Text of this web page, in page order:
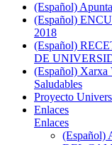
(Español)
(Español)
2018
(Español)
DE
(Español) Xarxa
Saludables
Proyecto
Enlaces
Enlaces
(Español)